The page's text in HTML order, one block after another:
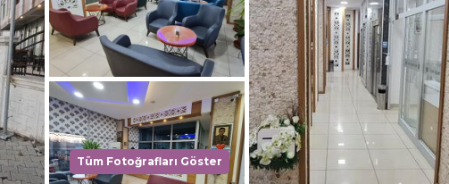
Tüm Fotoğrafları Göster